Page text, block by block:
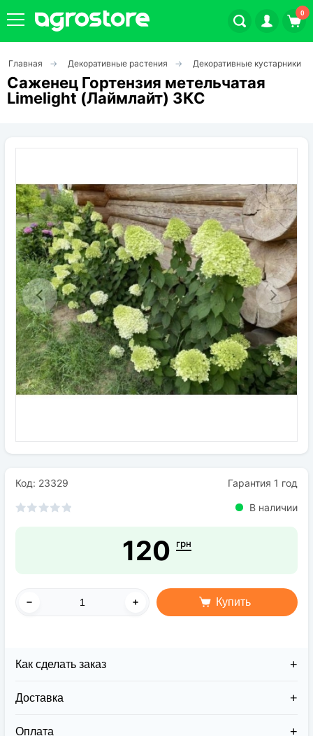
0
Плодовые кустарники
Плодовые растения
Цветы
Травы
Овощи (на посадку)
Штамбовые ягодные кусты
Семена
Удобрения
Главная Декоративные растения Декоративные кустарники
Саженец Гортензия метельчатая
Limelight (Лаймлайт) ЗКС
Код: 23329 Гарантия 1 год
В наличии
120 грн
Купить
Как сделать заказ
Доставка
курьерскими службами:
Оплата